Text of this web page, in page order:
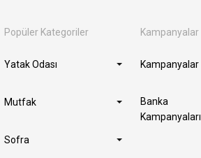
Popüler Kategoriler
Yatak Odası
Mutfak
Sofra
Kampanyalar
Kampanyalar
Banka
Kampanyaları